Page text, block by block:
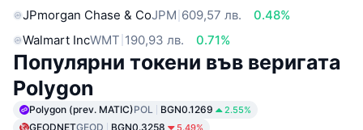
JPmorgan Chase & CoJPM 609,57 лв.
0.48%
Walmart IncWMT 190,93 лв. 0.71%
Популярни токени във веригата
Polygon
Polygon (prev. MATIC)POL BGN0.1269 2.55%
GEODNETGEOD BGN0.3258 5.49%